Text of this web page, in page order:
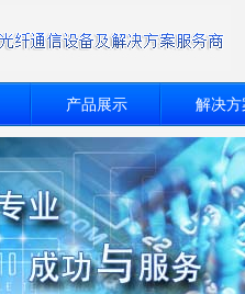
产品展示 解决方